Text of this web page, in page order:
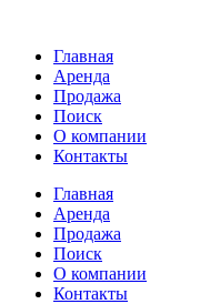
содержимому
Главная
Аренда
Продажа
Поиск
О компании
Контакты
Главная
Аренда
Продажа
Поиск
О компании
Контакты